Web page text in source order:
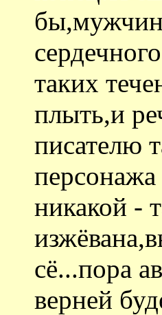
таких
плыть,и
писателю
никакой -
сё...пора
верней